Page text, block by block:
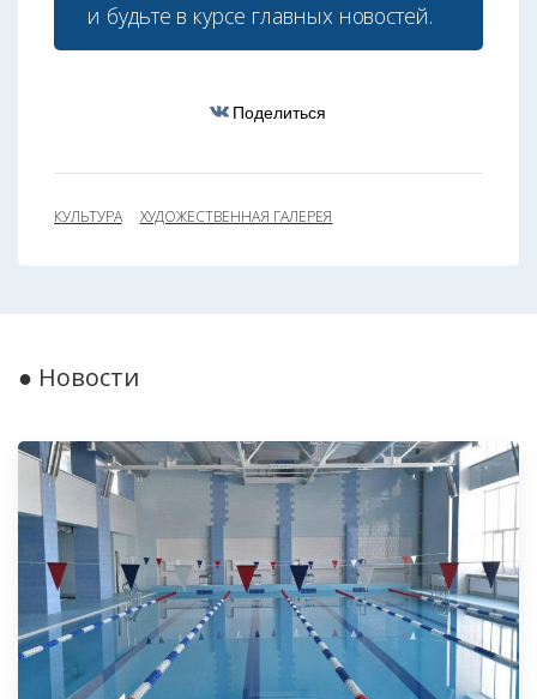
и будьте в курсе главных новостей.
Поделиться
КУЛЬТУРА ХУДОЖЕСТВЕННАЯ ГАЛЕРЕЯ
● Новости